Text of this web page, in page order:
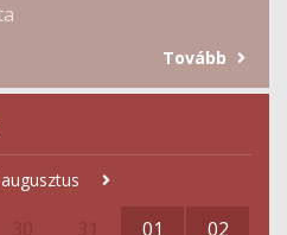
Tovább
augusztus
01
02